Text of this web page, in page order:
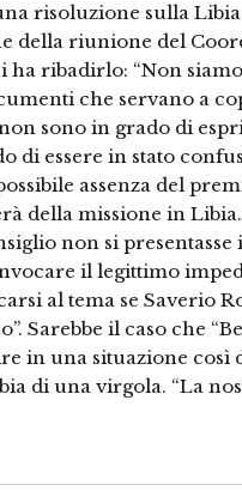
risoluzione sulla
della riunione del
ha ribadirlo: “Non
che servano a
sono in grado di
di essere in stato
assenza del
della missione in Libia.
non si presentasse
il legittimo
al tema se Saverio
Sarebbe il caso che
in una situazione così
di una virgola. “La